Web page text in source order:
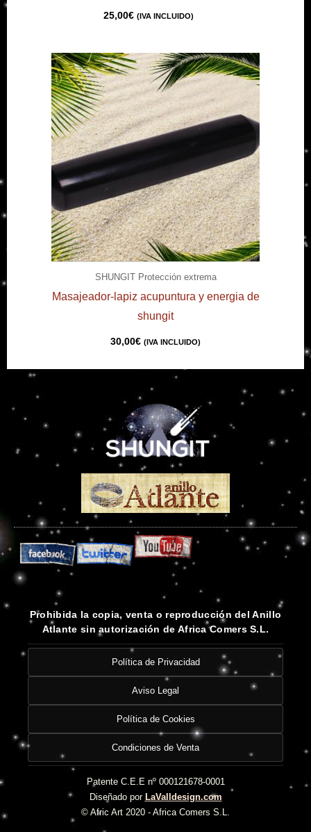
25,00€ (IVA INCLUIDO)
SHUNGIT Protección extrema
Masajeador-lapiz acupuntura y energia de
shungit
30,00€ (IVA INCLUIDO)
Prohibida la copia, venta o reproducción del Anillo
Atlante sin autorización de Africa Comers S.L.
Política de Privacidad
Aviso Legal
Política de Cookies
Condiciones de Venta
Patente C.E.E nº 000121678-0001
Diseñado por LaValldesign.com
© Afric Art 2020 - Africa Comers S.L.